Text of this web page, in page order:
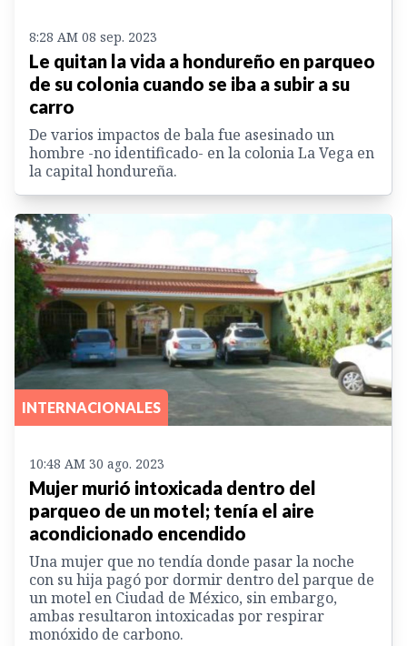
8:28 AM 08 sep. 2023
Le quitan la vida a hondureño en parqueo
de su colonia cuando se iba a subir a su
carro
De varios impactos de bala fue asesinado un
hombre -no identificado- en la colonia La Vega en
la capital hondureña.
INTERNACIONALES
10:48 AM 30 ago. 2023
Mujer murió intoxicada dentro del
parqueo de un motel; tenía el aire
acondicionado encendido
Una mujer que no tendía donde pasar la noche
con su hija pagó por dormir dentro del parque de
un motel en Ciudad de México, sin embargo,
ambas resultaron intoxicadas por respirar
monóxido de carbono.